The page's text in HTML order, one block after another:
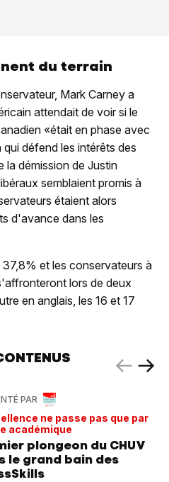
du terrain
Mark Carney a
attendait de voir si le
«était en phase avec
défend les intérêts des
la démission de Justin
semblaient promis à
étaient alors
d'avance dans les
et les conservateurs à
lors de deux
en anglais, les 16 et 17
PAR
ne passe pas que par
académique
plongeon du CHUV
le grand bain des